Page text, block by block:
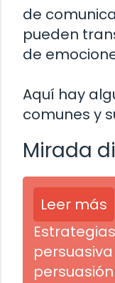
de
pueden
de
Aquí hay
comunes y
Mirada
Leer más
persuasión